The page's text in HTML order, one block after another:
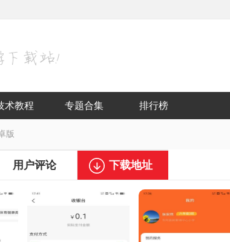
术教程 专题合集 排行榜
版
用户评论 下载地址